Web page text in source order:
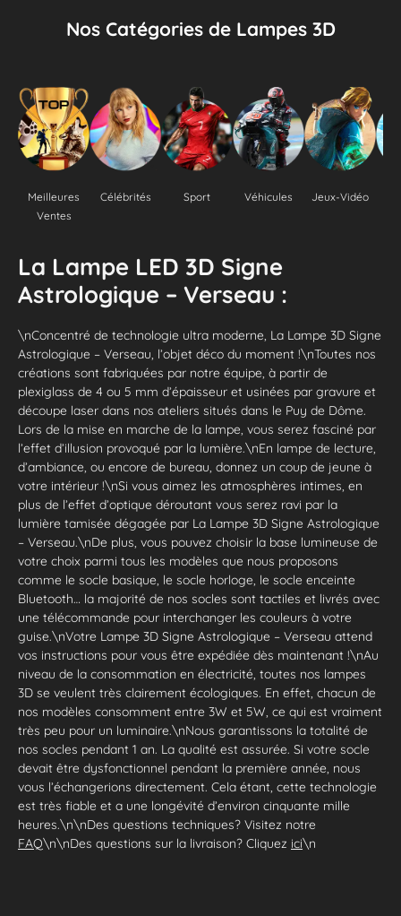
Nos Catégories de Lampes 3D
Meilleures
Ventes
Célébrités Sport Véhicules Jeux-Vidéo
La Lampe LED 3D Signe
Astrologique – Verseau :
\nConcentré de technologie ultra moderne, La Lampe 3D Signe
Astrologique – Verseau, l’objet déco du moment !\nToutes nos
créations sont fabriquées par notre équipe, à partir de
plexiglass de 4 ou 5 mm d’épaisseur et usinées par gravure et
découpe laser dans nos ateliers situés dans le Puy de Dôme.
Lors de la mise en marche de la lampe, vous serez fasciné par
l’effet d’illusion provoqué par la lumière.\nEn lampe de lecture,
d’ambiance, ou encore de bureau, donnez un coup de jeune à
votre intérieur !\nSi vous aimez les atmosphères intimes, en
plus de l’effet d’optique déroutant vous serez ravi par la
lumière tamisée dégagée par La Lampe 3D Signe Astrologique
– Verseau.\nDe plus, vous pouvez choisir la base lumineuse de
votre choix parmi tous les modèles que nous proposons
comme le socle basique, le socle horloge, le socle enceinte
Bluetooth… la majorité de nos socles sont tactiles et livrés avec
une télécommande pour interchanger les couleurs à votre
guise.\nVotre Lampe 3D Signe Astrologique – Verseau attend
vos instructions pour vous être expédiée dès maintenant !\nAu
niveau de la consommation en électricité, toutes nos lampes
3D se veulent très clairement écologiques. En effet, chacun de
nos modèles consomment entre 3W et 5W, ce qui est vraiment
très peu pour un luminaire.\nNous garantissons la totalité de
nos socles pendant 1 an. La qualité est assurée. Si votre socle
devait être dysfonctionnel pendant la première année, nous
vous l’échangerions directement. Cela étant, cette technologie
est très fiable et a une longévité d’environ cinquante mille
heures.\n\nDes questions techniques? Visitez notre
FAQ\n\nDes questions sur la livraison? Cliquez ici\n